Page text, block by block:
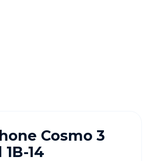
Cosmo 3
14